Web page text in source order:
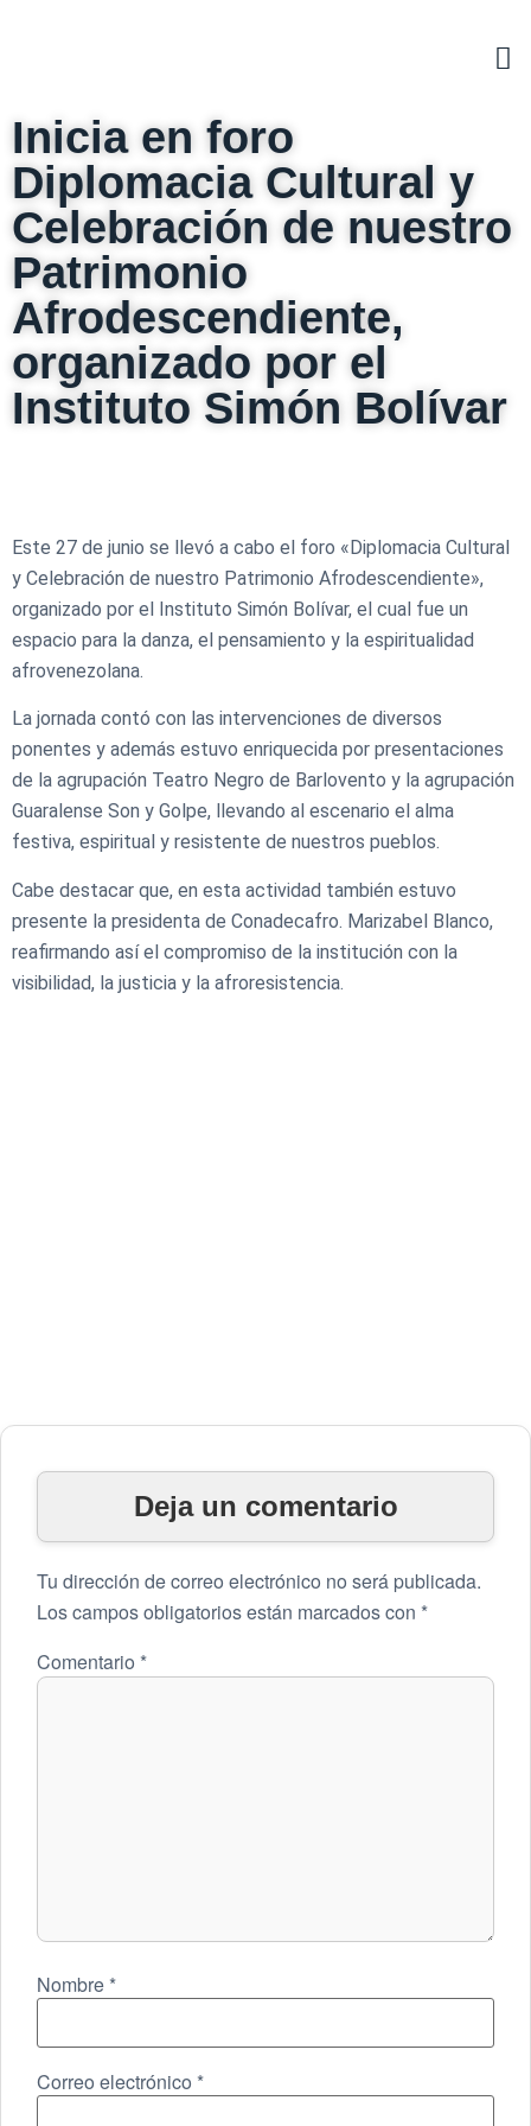
Inicia en foro
Diplomacia Cultural y
Celebración de nuestro
Patrimonio
Afrodescendiente,
organizado por el
Instituto Simón Bolívar
Este 27 de junio se llevó a cabo el foro «Diplomacia Cultural
y Celebración de nuestro Patrimonio Afrodescendiente»,
organizado por el Instituto Simón Bolívar, el cual fue un
espacio para la danza, el pensamiento y la espiritualidad
afrovenezolana.
La jornada contó con las intervenciones de diversos
ponentes y además estuvo enriquecida por presentaciones
de la agrupación Teatro Negro de Barlovento y la agrupación
Guaralense Son y Golpe, llevando al escenario el alma
festiva, espiritual y resistente de nuestros pueblos.
Cabe destacar que, en esta actividad también estuvo
presente la presidenta de Conadecafro. Marizabel Blanco,
reafirmando así el compromiso de la institución con la
visibilidad, la justicia y la afroresistencia.
Deja un comentario
Tu dirección de correo electrónico no será publicada.
Los campos obligatorios están marcados con *
Comentario *
Nombre *
Correo electrónico *